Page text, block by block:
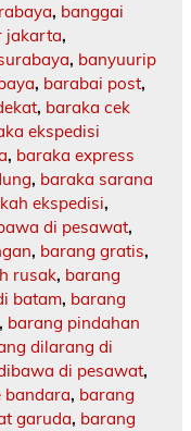
, banggai
jakarta,
, banyuurip
, barabai post,
, baraka cek
ekspedisi
, baraka express
, baraka sarana
ekspedisi,
di pesawat,
, barang gratis,
rusak, barang
batam, barang
, barang pindahan
dilarang di
di pesawat,
bandara, barang
garuda, barang